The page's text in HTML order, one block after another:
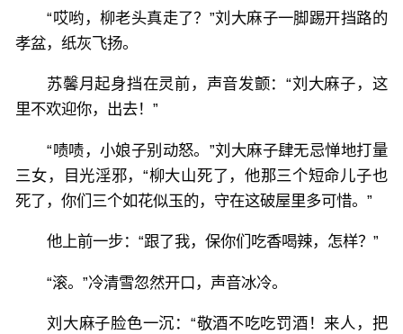
“哎哟，柳老头真走了？”刘大麻子一脚踢开挡路的
孝盆，纸灰飞扬。
苏馨月起身挡在灵前，声音发颤：“刘大麻子，这
里不欢迎你，出去！”
“啧啧，小娘子别动怒。”刘大麻子肆无忌惮地打量
三女，目光淫邪，“柳大山死了，他那三个短命儿子也
死了，你们三个如花似玉的，守在这破屋里多可惜。”
他上前一步：“跟了我，保你们吃香喝辣，怎样？”
“滚。”冷清雪忽然开口，声音冰冷。
刘大麻子脸色一沉：“敬酒不吃吃罚酒！来人，把